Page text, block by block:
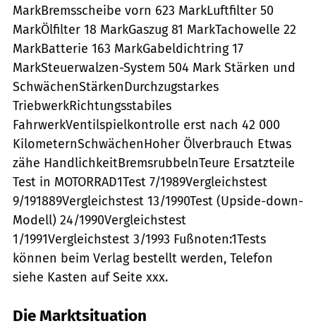
MarkBremsscheibe vorn 623 MarkLuftfilter 50
MarkÖlfilter 18 MarkGaszug 81 MarkTachowelle 22
MarkBatterie 163 MarkGabeldichtring 17
MarkSteuerwalzen-System 504 Mark Stärken und
SchwächenStärkenDurchzugstarkes
TriebwerkRichtungsstabiles
FahrwerkVentilspielkontrolle erst nach 42 000
KilometernSchwächenHoher Ölverbrauch Etwas
zähe HandlichkeitBremsrubbelnTeure Ersatzteile
Test in MOTORRAD1Test 7/1989Vergleichstest
9/191889Vergleichstest 13/1990Test (Upside-down-
Modell) 24/1990Vergleichstest
1/1991Vergleichstest 3/1993 Fußnoten:1Tests
können beim Verlag bestellt werden, Telefon
siehe Kasten auf Seite xxx.
Die Marktsituation